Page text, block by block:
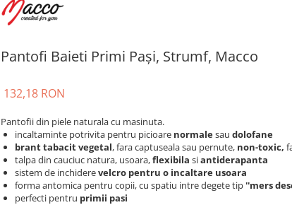
Pantofi Baieti Primi Pași, Strumf, Macco
132,18 RON
Pantofii din piele naturala cu masinuta.
incaltaminte potrivita pentru picioare normalesau dolofane
brant tabacit vegetal, fara captuseala sau pernute, non-toxic,
talpa din cauciuc natura, usoara,flexibila siantiderapanta
sistem de inchiderevelcro pentru o incaltare usoara
forma antomica pentru copii, cu spatiu intre degete tip''mers
perfecti pentru primii pasi